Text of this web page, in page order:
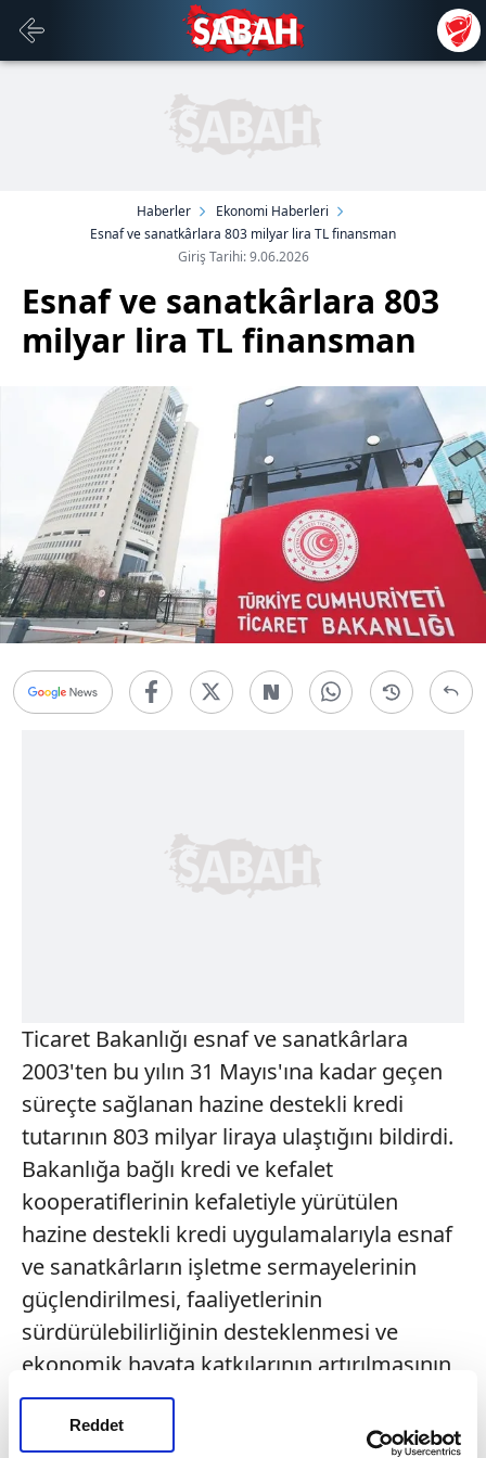
Reddet
Haberler
Ekonomi Haberleri
Esnaf ve sanatkârlara 803 milyar lira TL finansman
Giriş Tarihi: 9.06.2026
Esnaf ve sanatkârlara 803
milyar lira TL finansman
Ticaret Bakanlığı esnaf ve sanatkârlara
2003'ten bu yılın 31 Mayıs'ına kadar geçen
süreçte sağlanan hazine destekli kredi
tutarının 803 milyar liraya ulaştığını bildirdi.
Bakanlığa bağlı kredi ve kefalet
kooperatiflerinin kefaletiyle yürütülen
hazine destekli kredi uygulamalarıyla esnaf
ve sanatkârların işletme sermayelerinin
güçlendirilmesi, faaliyetlerinin
sürdürülebilirliğinin desteklenmesi ve
ekonomik hayata katkılarının artırılmasının
hedeflendiği vurgulandı.
5 AYDA 63.1 MİLYAR TL